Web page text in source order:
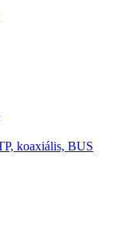
koaxiális, BUS